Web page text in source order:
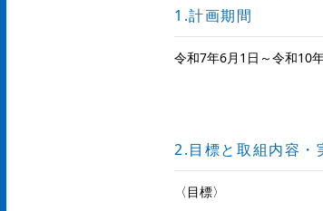
1.計画期間
令和7年6月1日～令和10
2.目標と取組内容・
〈目標〉